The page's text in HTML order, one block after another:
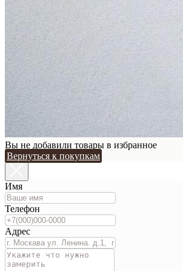
Вы не добавили товары в избранное
Вернуться к покупкам
Имя
Телефон
Адрес